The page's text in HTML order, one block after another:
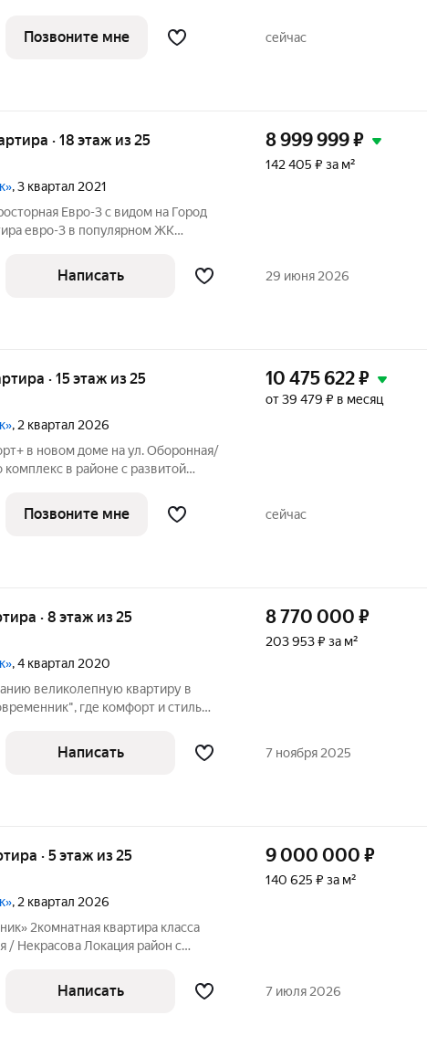
предчистовой отделкой: Ровные
Позвоните мне сейчас
· 18 этаж из 25
, 3 квартал 2021
Евро-3 с видом на Город
евро-3 в популярном ЖК
выбор для молодой
8 999 999₽
142 405 ₽ за м²
Написать 29 июня 2026
· 15 этаж из 25
, 2 квартал 2026
в новом доме на ул. Оборонная/
предчистовой отделкой: Ровные
10 475 622₽
от 39 479 ₽ в месяц
Позвоните мне сейчас
· 8 этаж из 25
, 4 квартал 2020
великолепную квартиру в
где комфорт и стиль
аренды, что делает его
8 770 000 ₽
203 953 ₽ за м²
Написать 7 ноября 2025
· 5 этаж из 25
, 2 квартал 2026
2комнатная квартира класса
Локация район с
(предчистовая): Стены
9 000 000 ₽
140 625 ₽ за м²
Написать 7 июля 2026